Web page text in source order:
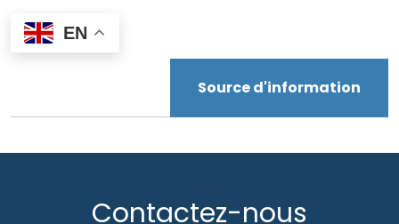
EN
Source d'information
Contactez-nous